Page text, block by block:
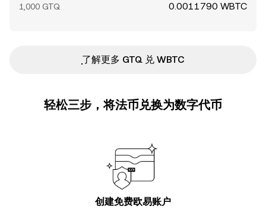
1,000 GTQ 0.0011790 WBTC
ִִִִִִִִִִִִִִִִִִִִִִִִִִִִִִִִִִִִִִִִִִִִִִִ了解更多 GTQ 兑 WBTC
轻松三步，将法币兑换为数字代币
创建免费欧易账户